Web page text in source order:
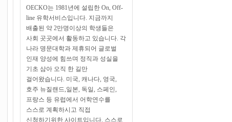
OECKO는 1981년에 설립한 On, Off-
line 유학서비스입니다. 지금까지
배출된 약 2만명이상의 학생들은
사회 곳곳에서 활동하고 있습니다. 각
나라 명문대학과 제휴되어 글로벌
인재 양성에 힘쓰며 정직과 성실을
기초 삼아 오직 한 길만
걸어왔습니다. 미국, 캐나다, 영국,
호주 뉴질랜드,일본, 독일, 스페인,
프랑스 등 유럽에서 어학연수를
스스로 계획하시고 직접
신청하기위한 사이트입니다. 스스로